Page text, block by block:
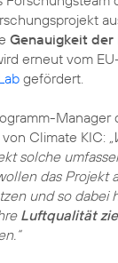
Genauigkeit der
erneut vom
gefördert.
Manager
Climate KIC:
solche
das Projekt
und so dabei
Luftqualität